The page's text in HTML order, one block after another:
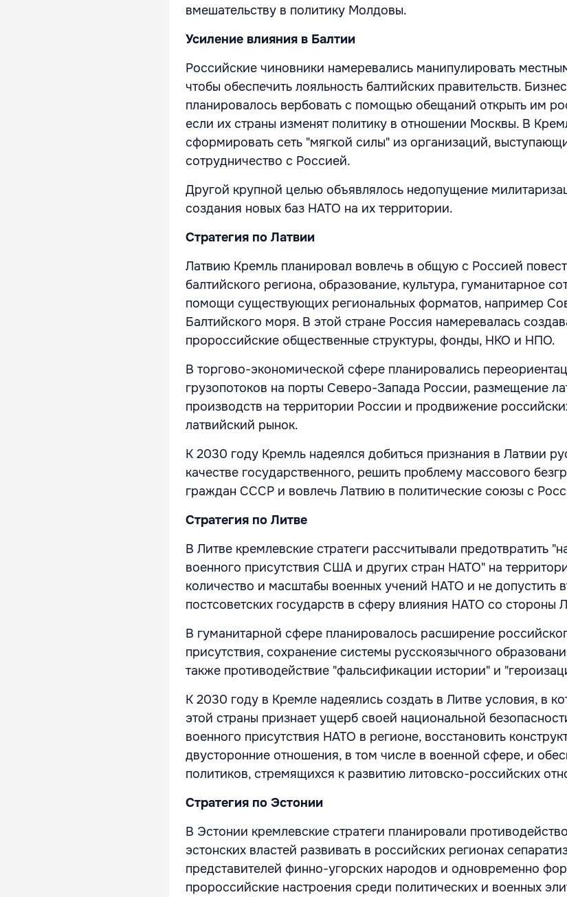
вмешательству в политику Молдовы.
Усиление влияния в Балтии
Российские чиновники намеревались манипулировать
чтобы обеспечить лояльность балтийских правительств.
планировалось вербовать с помощью обещаний открыть им
если их страны изменят политику в отношении Москвы. В
сформировать сеть "мягкой силы" из организаций,
сотрудничество с Россией.
Другой крупной целью объявлялось недопущение
создания новых баз НАТО на их территории.
Стратегия по Латвии
Латвию Кремль планировал вовлечь в общую с Россией
балтийского региона, образование, культура, гуманитарное
помощи существующих региональных форматов, например
Балтийского моря. В этой стране Россия намеревалась
пророссийские общественные структуры, фонды, НКО и НПО.
В торгово-экономической сфере планировались
грузопотоков на порты Северо-Запада России, размещение
производств на территории России и продвижение
латвийский рынок.
К 2030 году Кремль надеялся добиться признания в Латвии
качестве государственного, решить проблему массового
граждан СССР и вовлечь Латвию в политические союзы с
Стратегия по Литве
В Литве кремлевские стратеги рассчитывали предотвратить
военного присутствия США и других стран НАТО" на
количество и масштабы военных учений НАТО и не допустить
постсоветских государств в сферу влияния НАТО со стороны
В гуманитарной сфере планировалось расширение
присутствия, сохранение системы русскоязычного
также противодействие "фальсификации истории" и
К 2030 году в Кремле надеялись создать в Литве условия, в
этой страны признает ущерб своей национальной
военного присутствия НАТО в регионе, восстановить
двусторонние отношения, в том числе в военной сфере, и
политиков, стремящихся к развитию литовско-российских
Стратегия по Эстонии
В Эстонии кремлевские стратеги планировали
эстонских властей развивать в российских регионах
представителей финно-угорских народов и одновременно
пророссийские настроения среди политических и военных